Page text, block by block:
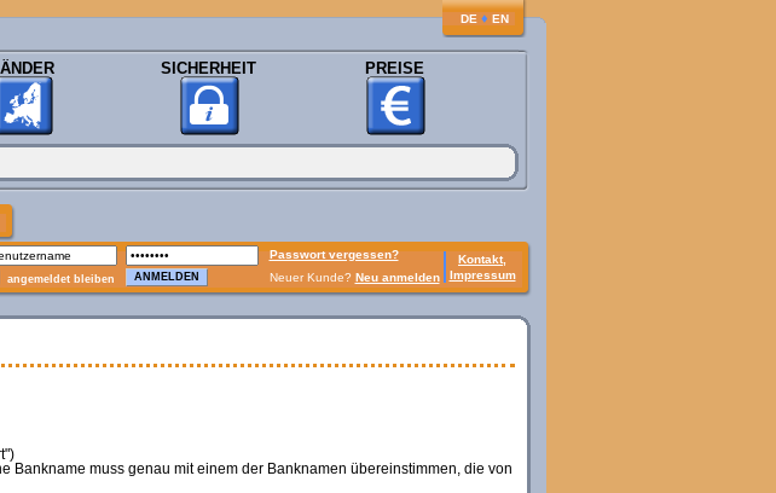
DE ♦ EN
SICHERHEIT PREISE
Passwort vergessen?
Kontakt,
Impressum
angemeldet bleiben Neuer Kunde? Neu anmelden
Bankname muss genau mit einem der Banknamen übereinstimmen, die von